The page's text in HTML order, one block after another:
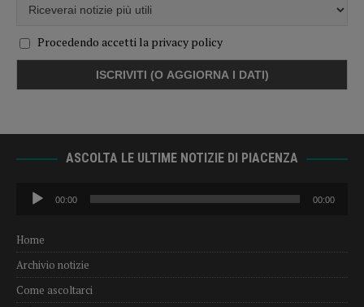
Procedendo accetti la privacy policy
ASCOLTA LE ULTIME NOTIZIE DI PIACENZA
Audio
Player
00:00 00:00
Home
Archivio notizie
Come ascoltarci